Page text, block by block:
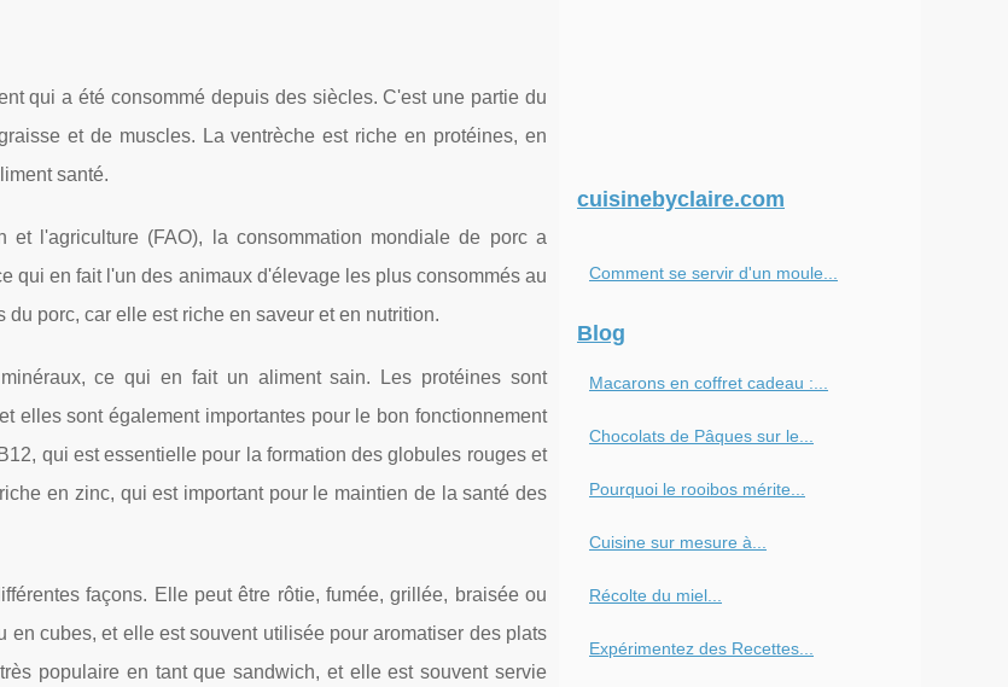
qui a été consommé depuis des siècles. C'est une partie du
et de muscles. La ventrèche est riche en protéines, en
santé.
l'agriculture (FAO), la consommation mondiale de porc a
qui en fait l'un des animaux d'élevage les plus consommés au
porc, car elle est riche en saveur et en nutrition.
ce qui en fait un aliment sain. Les protéines sont
elles sont également importantes pour le bon fonctionnement
qui est essentielle pour la formation des globules rouges et
en zinc, qui est important pour le maintien de la santé des
façons. Elle peut être rôtie, fumée, grillée, braisée ou
cubes, et elle est souvent utilisée pour aromatiser des plats
populaire en tant que sandwich, et elle est souvent servie
cuisinebyclaire.com
Comment se servir d'un moule...
Blog
Macarons en coffret cadeau :...
Chocolats de Pâques sur le...
Pourquoi le rooibos mérite...
Cuisine sur mesure à...
Récolte du miel...
Expérimentez des Recettes...